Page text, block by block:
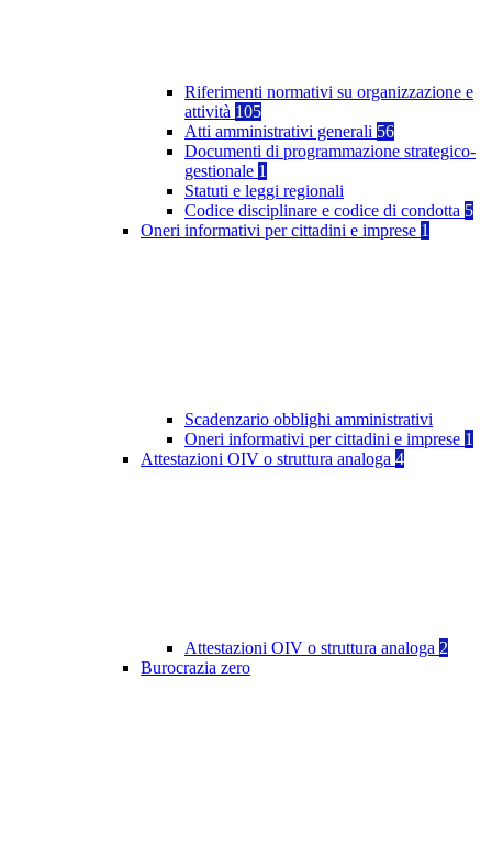
Riferimenti normativi su organizzazione e
attività 105
Atti amministrativi generali 56
Documenti di programmazione strategico-
gestionale 1
Statuti e leggi regionali
Codice disciplinare e codice di condotta 5
Oneri informativi per cittadini e imprese 1
Scadenzario obblighi amministrativi
Oneri informativi per cittadini e imprese 1
Attestazioni OIV o struttura analoga 4
Attestazioni OIV o struttura analoga 2
Burocrazia zero